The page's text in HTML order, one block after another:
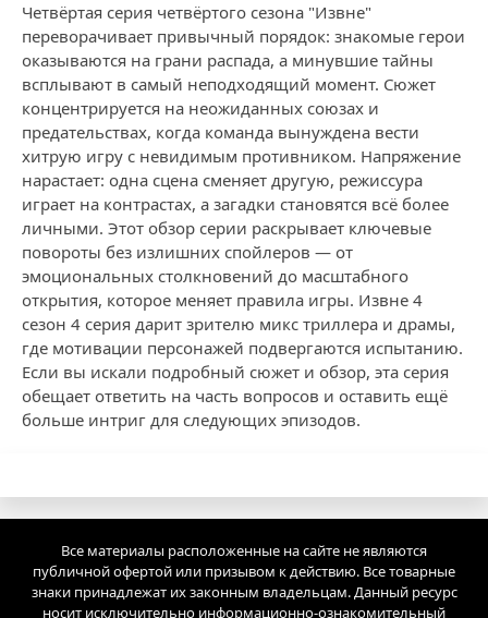
Четвёртая серия четвёртого сезона "Извне"
переворачивает привычный порядок: знакомые герои
оказываются на грани распада, а минувшие тайны
всплывают в самый неподходящий момент. Сюжет
концентрируется на неожиданных союзах и
предательствах, когда команда вынуждена вести
хитрую игру с невидимым противником. Напряжение
нарастает: одна сцена сменяет другую, режиссура
играет на контрастах, а загадки становятся всё более
личными. Этот обзор серии раскрывает ключевые
повороты без излишних спойлеров — от
эмоциональных столкновений до масштабного
открытия, которое меняет правила игры. Извне 4
сезон 4 серия дарит зрителю микс триллера и драмы,
где мотивации персонажей подвергаются испытанию.
Если вы искали подробный сюжет и обзор, эта серия
обещает ответить на часть вопросов и оставить ещё
больше интриг для следующих эпизодов.
Все материалы расположенные на сайте не являются
публичной офертой или призывом к действию. Все товарные
знаки принадлежат их законным владельцам. Данный ресурс
носит исключительно информационно-ознакомительный